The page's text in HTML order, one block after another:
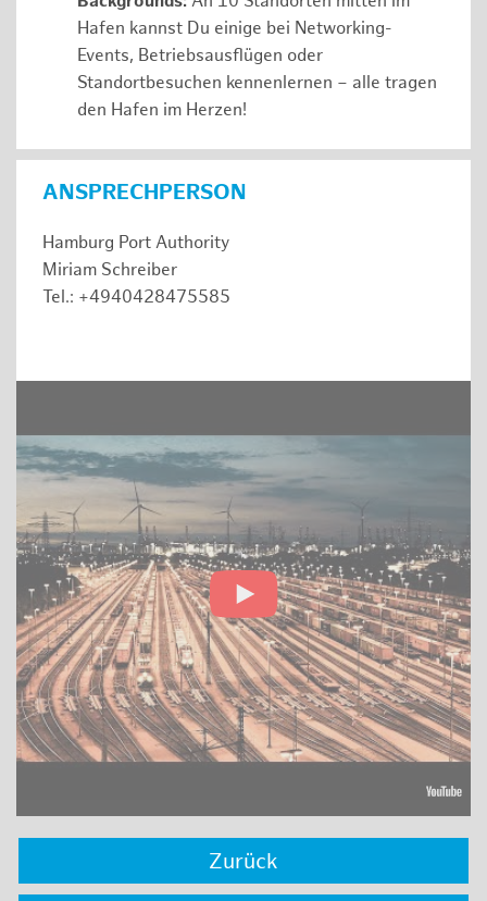
Hafen kannst Du einige bei Networking-
Events, Betriebsausflügen oder
Standortbesuchen kennenlernen – alle tragen
den Hafen im Herzen!
ANSPRECHPERSON
Hamburg Port Authority
Miriam Schreiber
Tel.: +4940428475585
Zurück